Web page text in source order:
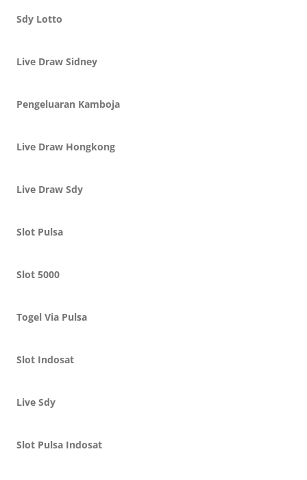
Sdy Lotto
Live Draw Sidney
Pengeluaran Kamboja
Live Draw Hongkong
Live Draw Sdy
Slot Pulsa
Slot 5000
Togel Via Pulsa
Slot Indosat
Live Sdy
Slot Pulsa Indosat